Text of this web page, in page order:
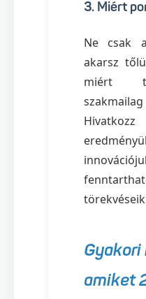
3. Miért
Ne csak
akarsz
miért
Gyakori
amiket